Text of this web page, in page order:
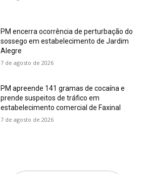
PM encerra ocorrência de perturbação do
sossego em estabelecimento de Jardim
Alegre
7 de agosto de 2026
PM apreende 141 gramas de cocaína e
prende suspeitos de tráfico em
estabelecimento comercial de Faxinal
7 de agosto de 2026